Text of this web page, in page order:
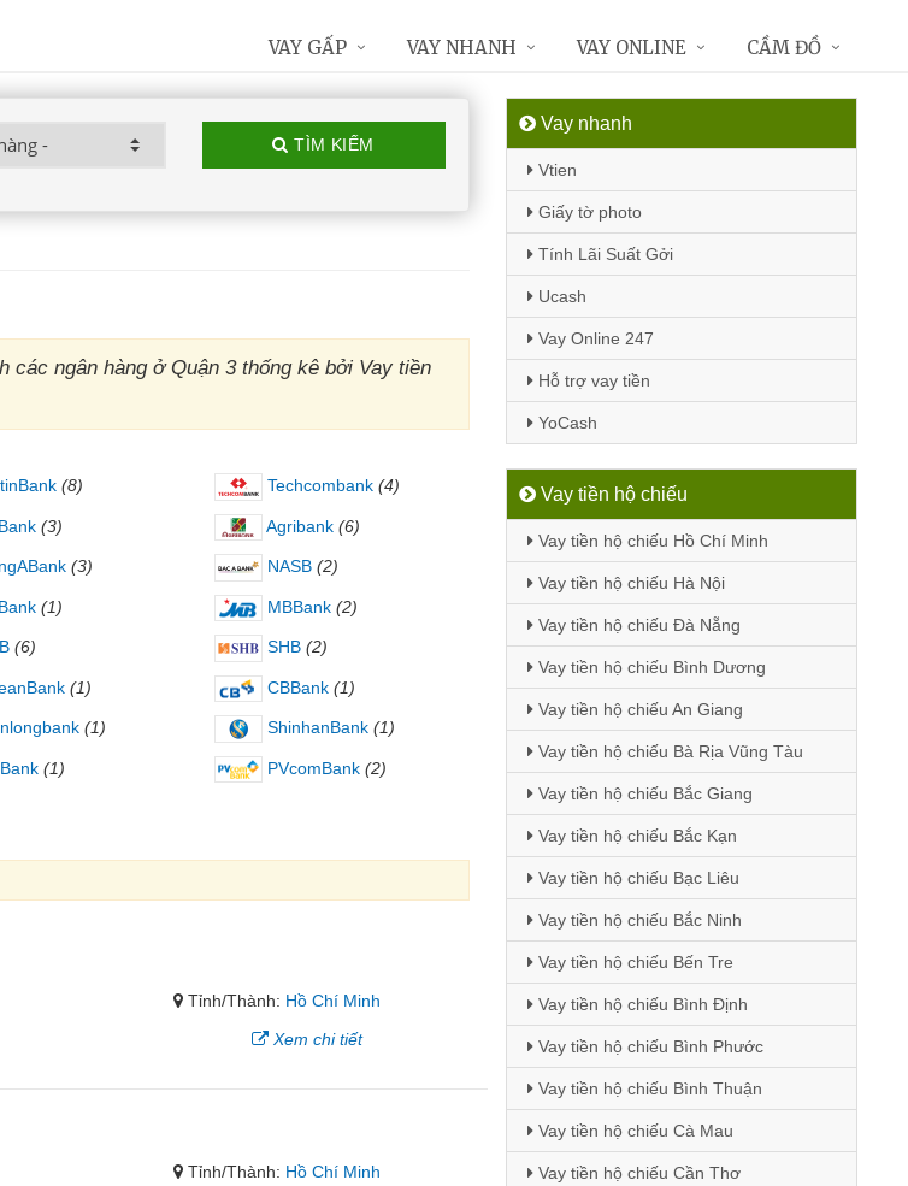
TÌM KIẾM
các ngân hàng ở Quận 3 thống kê bởi Vay tiền
(8) Techcombank (4)
(3) Agribank (6)
(3) NASB (2)
(1) MBBank (2)
(6) SHB (2)
(1) CBBank (1)
(1) ShinhanBank (1)
(1) PVcomBank (2)
Tỉnh/Thành: Hồ Chí Minh
Xem chi tiết
Tỉnh/Thành: Hồ Chí Minh
Vay nhanh
Vtien
Giấy tờ photo
Tính Lãi Suất Gởi
Ucash
Vay Online 247
Hỗ trợ vay tiền
YoCash
Vay tiền hộ chiếu
Vay tiền hộ chiếu Hồ Chí Minh
Vay tiền hộ chiếu Hà Nội
Vay tiền hộ chiếu Đà Nẵng
Vay tiền hộ chiếu Bình Dương
Vay tiền hộ chiếu An Giang
Vay tiền hộ chiếu Bà Rịa Vũng Tàu
Vay tiền hộ chiếu Bắc Giang
Vay tiền hộ chiếu Bắc Kạn
Vay tiền hộ chiếu Bạc Liêu
Vay tiền hộ chiếu Bắc Ninh
Vay tiền hộ chiếu Bến Tre
Vay tiền hộ chiếu Bình Định
Vay tiền hộ chiếu Bình Phước
Vay tiền hộ chiếu Bình Thuận
Vay tiền hộ chiếu Cà Mau
Vay tiền hộ chiếu Cần Thơ
VAY GẤP VAY NHANH VAY ONLINE CẦM ĐỒ